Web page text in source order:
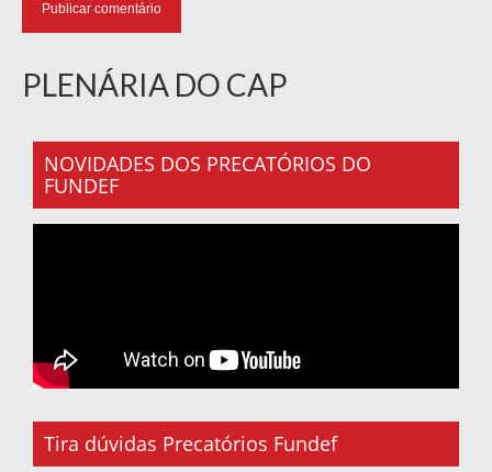
PLENÁRIA DO CAP
NOVIDADES DOS PRECATÓRIOS DO
FUNDEF
Tira dúvidas Precatórios Fundef